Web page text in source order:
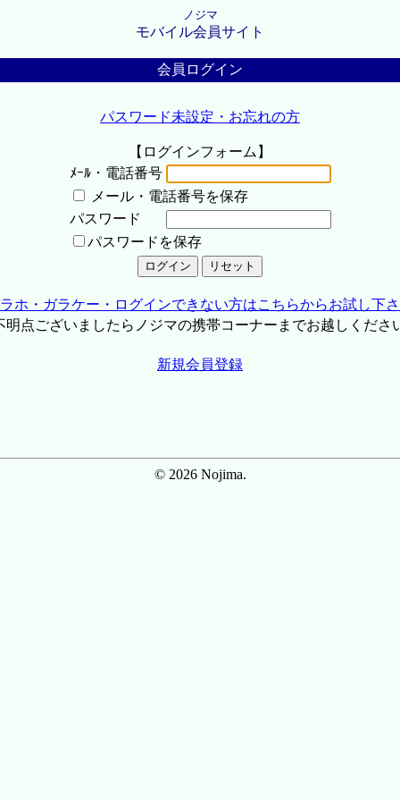
ノジマ
モバイル会員サイト
会員ログイン
パスワード未設定・お忘れの方
【ログインフォーム】
ﾒｰﾙ・電話番号
メール・電話番号を保存
パスワード
パスワードを保存
ホ・ガラケー・ログインできない方はこちらからお試し下
点ございましたらノジマの携帯コーナーまでお越しくださ
新規会員登録
© 2026 Nojima.